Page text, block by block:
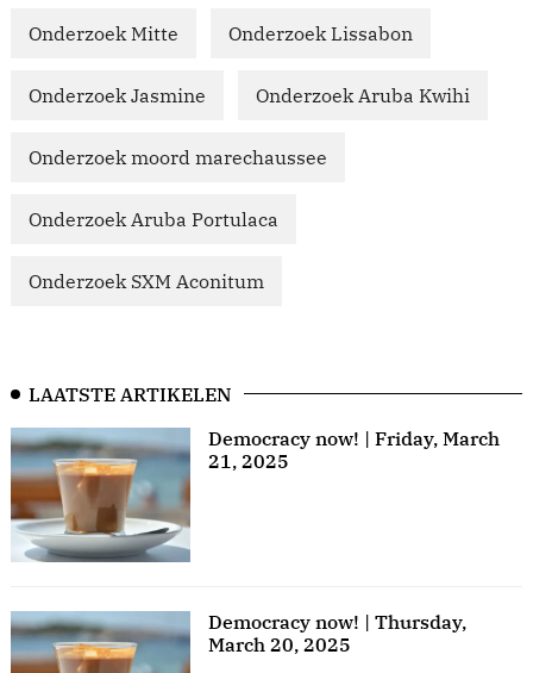
Onderzoek Mitte Onderzoek Lissabon
Onderzoek Jasmine Onderzoek Aruba Kwihi
Onderzoek moord marechaussee
Onderzoek Aruba Portulaca
Onderzoek SXM Aconitum
LAATSTE ARTIKELEN
Democracy now! | Friday, March
21, 2025
Democracy now! | Thursday,
March 20, 2025